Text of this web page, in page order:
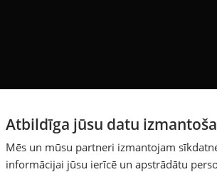
Atbildīga jūsu datu
Mēs un mūsu partneri izmantojam
informācijai jūsu ierīcē un apstrādātu